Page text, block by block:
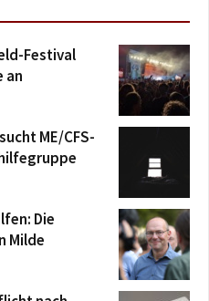
Festival
an
ME/CFS-
Die
Milde